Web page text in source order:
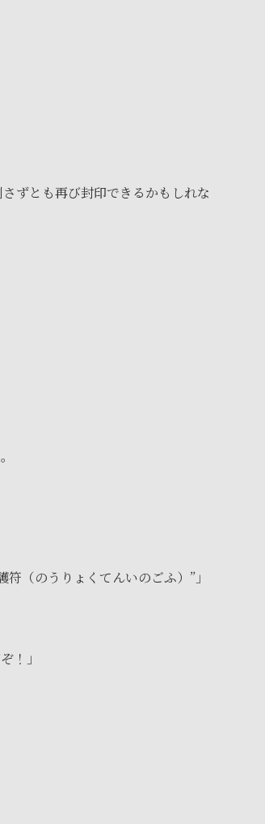
ずとも再び封印できるかもしれな
（のうりょくてんいのごふ）”」
！」